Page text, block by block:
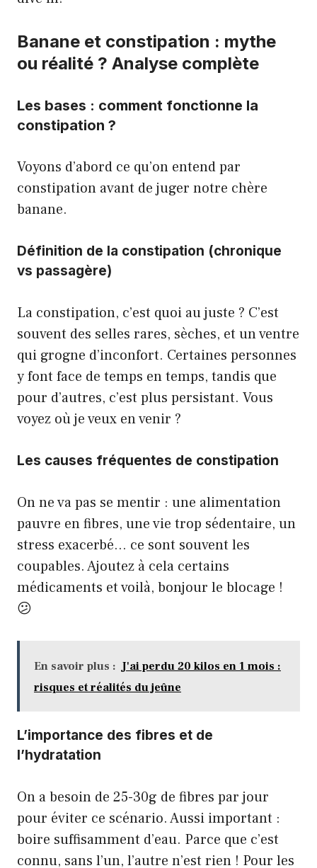
Banane et constipation : mythe
ou réalité ? Analyse complète
Les bases : comment fonctionne la
constipation ?
Voyons d’abord ce qu’on entend par
constipation avant de juger notre chère
banane.
Définition de la constipation (chronique
vs passagère)
La constipation, c’est quoi au juste ? C’est
souvent des selles rares, sèches, et un ventre
qui grogne d’inconfort. Certaines personnes
y font face de temps en temps, tandis que
pour d’autres, c’est plus persistant. Vous
voyez où je veux en venir ?
Les causes fréquentes de constipation
On ne va pas se mentir : une alimentation
pauvre en fibres, une vie trop sédentaire, un
stress exacerbé… ce sont souvent les
coupables. Ajoutez à cela certains
médicaments et voilà, bonjour le blocage !
😕
En savoir plus : J'ai perdu 20 kilos en 1 mois :
risques et réalités du jeûne
L’importance des fibres et de
l’hydratation
On a besoin de 25-30g de fibres par jour
pour éviter ce scénario. Aussi important :
boire suffisamment d’eau. Parce que c’est
connu, sans l’un, l’autre n’est rien ! Pour les